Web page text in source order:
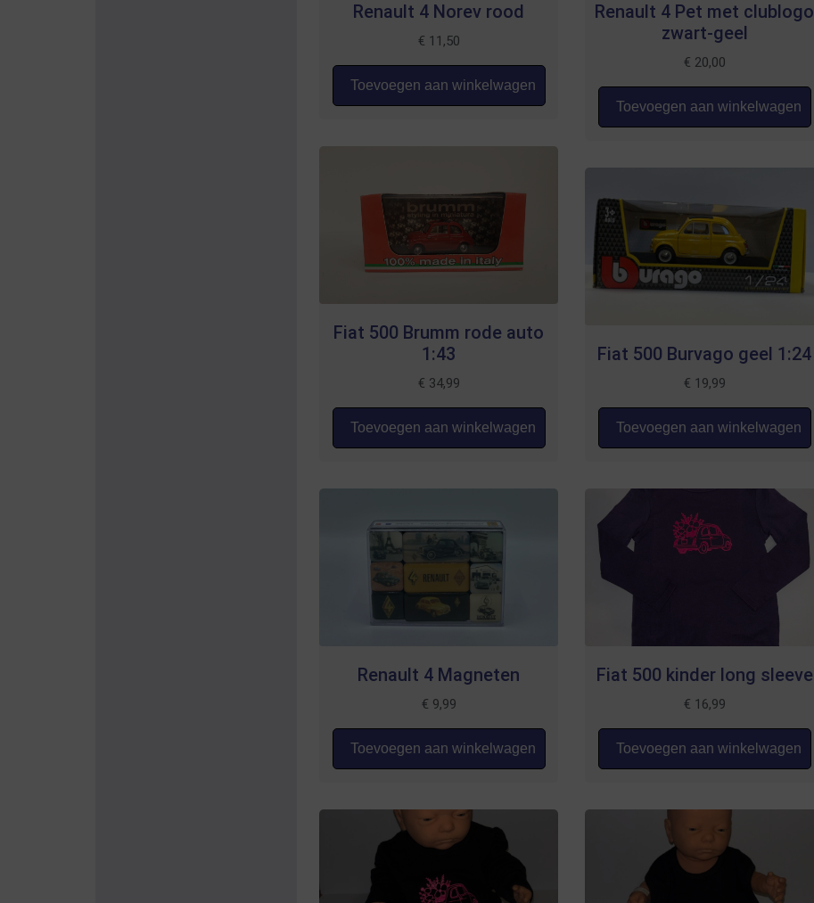
Renault 4 Norev rood
€ 11,50
Toevoegen aan winkelwagen
Renault 4 Pet met clublogo
zwart-geel
€ 20,00
Toevoegen aan winkelwagen
Fiat 500 Brumm rode auto
1:43
€ 34,99
Toevoegen aan winkelwagen
Fiat 500 Burvago geel 1:24
€ 19,99
Toevoegen aan winkelwagen
Renault 4 Magneten
€ 9,99
Toevoegen aan winkelwagen
Fiat 500 kinder long sleeve
€ 16,99
Toevoegen aan winkelwagen